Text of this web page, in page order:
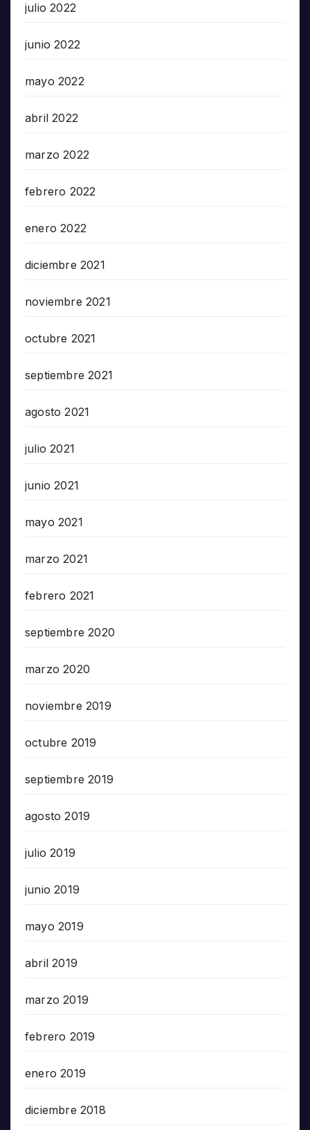
julio 2022
junio 2022
mayo 2022
abril 2022
marzo 2022
febrero 2022
enero 2022
diciembre 2021
noviembre 2021
octubre 2021
septiembre 2021
agosto 2021
julio 2021
junio 2021
mayo 2021
marzo 2021
febrero 2021
septiembre 2020
marzo 2020
noviembre 2019
octubre 2019
septiembre 2019
agosto 2019
julio 2019
junio 2019
mayo 2019
abril 2019
marzo 2019
febrero 2019
enero 2019
diciembre 2018